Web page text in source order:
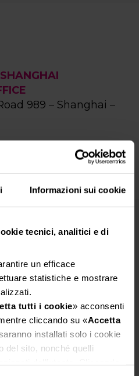
Informazioni sui cookie
tecnici, analitici e di
un efficace
statistiche e mostrare
tutti i cookie» acconsenti
cliccando su «Accetta
installati solo i cookie
del sito, nonché quelli
989 – Shanghai –
F-94300 Vincennes